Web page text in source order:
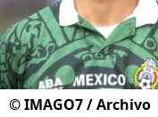
©IMAGO7 / Archivo